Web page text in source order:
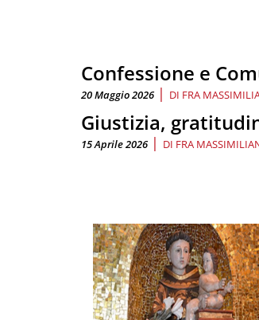
Confessione e
20 Maggio 2026 | DI FRA
Giustizia,
15 Aprile 2026 | DI FRA